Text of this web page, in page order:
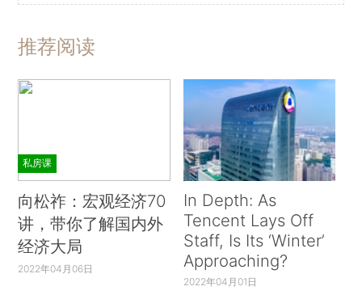
推荐阅读
私房课
向松祚：宏观经济70
讲，带你了解国内外
经济大局
2022年04月06日
In Depth: As
Tencent Lays Off
Staff, Is Its ‘Winter’
Approaching?
2022年04月01日